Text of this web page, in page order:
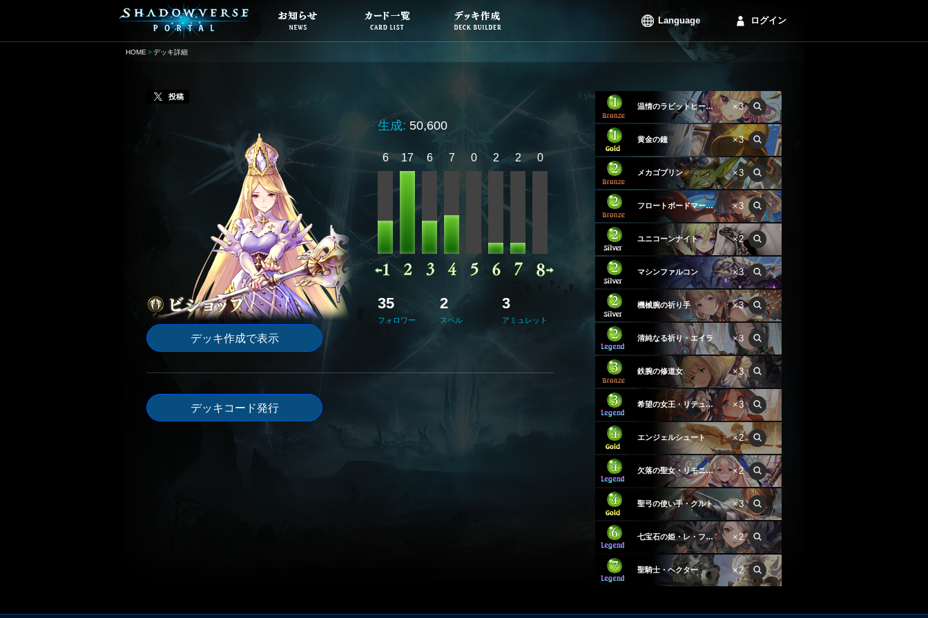
Language ログイン
HOME デッキ詳細
投稿
デッキ作成で表示
生成: 50,600
6 17 6 7 0 2 2 0
35
フォロワー
2
スペル
3
アミュレット
デッキコード発行
温情のラビットヒーラー ×3
黄金の鐘 ×3
メカゴブリン ×3
フロートボードマーセナリー ×3
ユニコーンナイト ×2
マシンファルコン ×3
機械腕の祈り手 ×3
清純なる祈り・エイラ ×3
鉄腕の修道女 ×3
希望の女王・リテュエル ×3
エンジェルシュート ×2
欠落の聖女・リモニウム ×2
聖弓の使い手・クルト ×3
七宝石の姫・レ・フィーエ ×2
聖騎士・ヘクター ×2